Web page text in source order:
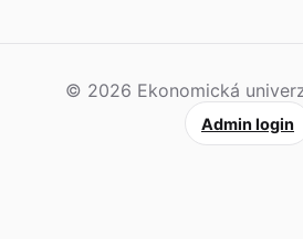
© 2026 Ekonomická
Admin login